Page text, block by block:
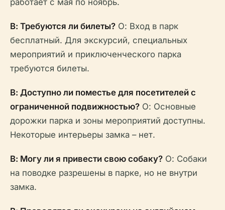
работает с мая по ноябрь.
В: Требуются ли билеты? О: Вход в парк
бесплатный. Для экскурсий, специальных
мероприятий и приключенческого парка
требуются билеты.
В: Доступно ли поместье для посетителей с
ограниченной подвижностью? О: Основные
дорожки парка и зоны мероприятий доступны.
Некоторые интерьеры замка – нет.
В: Могу ли я привести свою собаку? О: Собаки
на поводке разрешены в парке, но не внутри
замка.